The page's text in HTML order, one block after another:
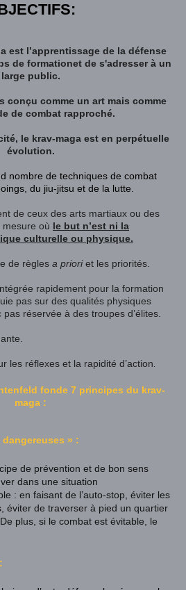
est l’apprentissage de la défense
de formationet de s'adresser à un
large public.
conçu comme un art mais comme
de combat rapproché.
le krav-maga est en perpétuelle
évolution.
nombre de techniques de combat
, du jiu-jitsu et de la lutte
de ceux des arts martiaux ou des
où le but n’est ni la
culturelle ou physique.
de règles a prioriet les priorités.
rapidement pour la formation
pas sur des qualités physiques
réservée à des troupes d’élites.
les réflexes et la rapidité d’action
fonde 7 principes du krav-
maga :
» :
de prévention et de bon sens
dans une situation
: en faisant de l’auto-stop, éviter les
éviter de traverser à pied un quartier
plus, si le combat est évitable, le